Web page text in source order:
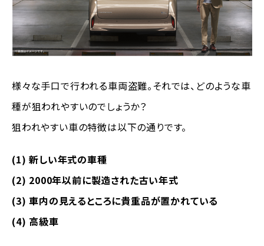
様々な手口で行われる車両盗難。それでは、どのような車
種が狙われやすいのでしょうか？
狙われやすい車の特徴は以下の通りです。
(1) 新しい年式の車種
(2) 2000年以前に製造された古い年式
(3) 車内の見えるところに貴重品が置かれている
(4) 高級車